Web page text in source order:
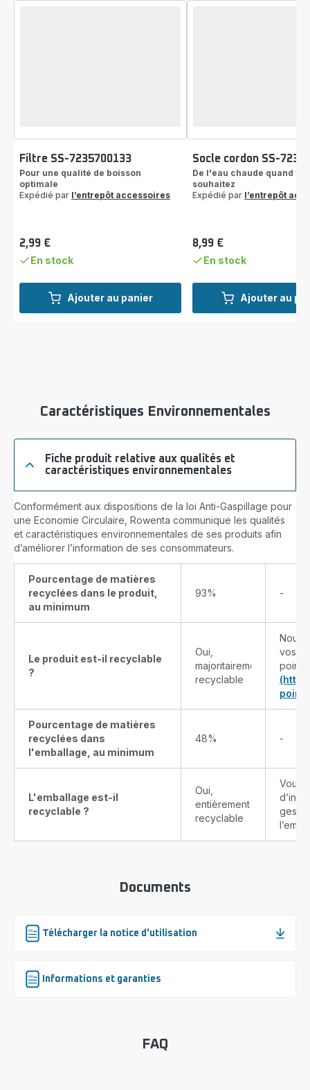
Ajouter au panier
Filtre SS-7235700133
Pour une qualité de boisson
optimale
Expédié par l’entrepôt accessoires
Prix
2,99 €
En stock
Ajouter au
Socle cordon SS-
De l'eau chaude quand
souhaitez
Expédié par l’entrepôt
Prix
8,99 €
En stock
Caractéristiques Environnementales
Fiche produit relative aux qualités et
caractéristiques environnementales
Conformément aux dispositions de la loi Anti-Gaspillage pour
une Economie Circulaire, Rowenta communique les qualités
et caractéristiques environnementales de ses produits afin
d’améliorer l’information de ses consommateurs.
Pourcentage de matières
recyclées dans le produit,
au minimum
93% -
Le produit est-il recyclable
?
Oui,
majoritairement
recyclable
Nous
vos
Pourcentage de matières
recyclées dans
l'emballage, au minimum
48% -
L'emballage est-il
recyclable ?
Oui,
entièrement
recyclable
Vous
Documents
Télécharger la notice d'utilisation
Informations et garanties
FAQ